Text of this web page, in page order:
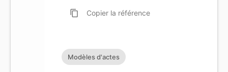
content_copy Copier la référence
Modèles d'actes